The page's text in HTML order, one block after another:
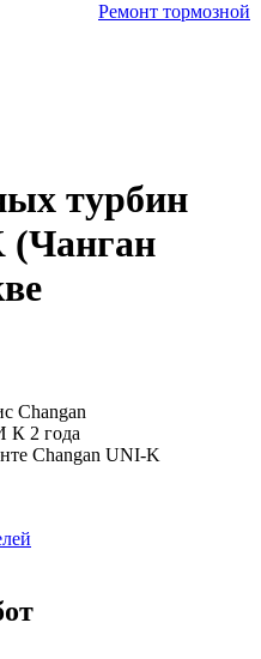
Ремонт тормозной
турбин
(Чанган
Changan
К 2 года
Changan UNI-K